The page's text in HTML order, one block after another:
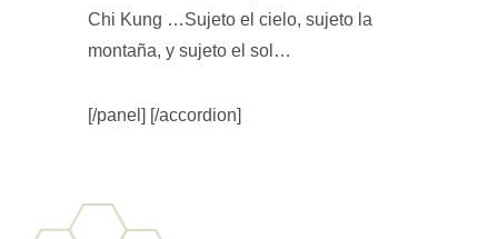
Chi Kung …Sujeto el cielo, sujeto la
montaña, y sujeto el sol…
[/panel] [/accordion]